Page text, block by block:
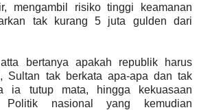
mengambil risiko tinggi keamanan
tak kurang 5 juta gulden dari
bertanya apakah republik harus
Sultan tak berkata apa-apa dan tak
ia tutup mata, hingga kekuasaan
Politik nasional yang kemudian